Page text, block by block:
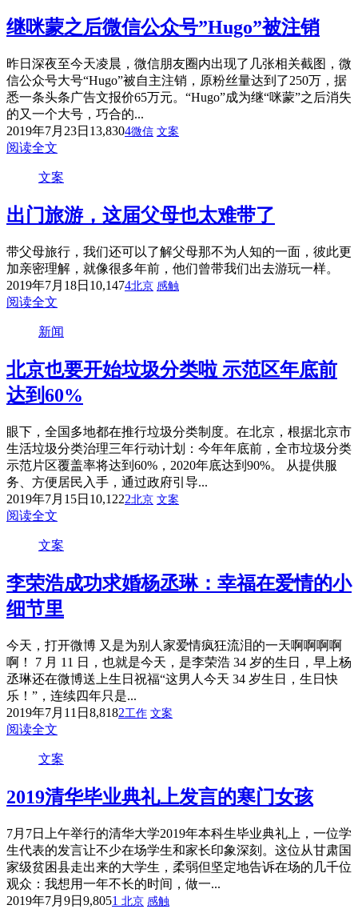
继咪蒙之后微信公众号”Hugo”被注销
昨日深夜至今天凌晨，微信朋友圈内出现了几张相关截图，微
信公众号大号“Hugo”被自主注销，原粉丝量达到了250万，据
悉一条头条广告文报价65万元。“Hugo”成为继“咪蒙”之后消失
的又一个大号，巧合的...
2019年7月23日 13,8304微信 文案
阅读全文
文案
出门旅游，这届父母也太难带了
带父母旅行，我们还可以了解父母那不为人知的一面，彼此更
加亲密理解，就像很多年前，他们曾带我们出去游玩一样。
2019年7月18日 10,1474北京 感触
阅读全文
新闻
北京也要开始垃圾分类啦 示范区年底前
达到60%
眼下，全国多地都在推行垃圾分类制度。在北京，根据北京市
生活垃圾分类治理三年行动计划：今年年底前，全市垃圾分类
示范片区覆盖率将达到60%，2020年底达到90%。 从提供服
务、方便居民入手，通过政府引导...
2019年7月15日 10,1222北京 文案
阅读全文
文案
李荣浩成功求婚杨丞琳：幸福在爱情的小
细节里
今天，打开微博 又是为别人家爱情疯狂流泪的一天啊啊啊啊
啊！ 7 月 11 日，也就是今天，是李荣浩 34 岁的生日，早上杨
丞琳还在微博送上生日祝福“这男人今天 34 岁生日，生日快
乐！”，连续四年只是...
2019年7月11日 8,8182工作 文案
阅读全文
文案
2019清华毕业典礼上发言的寒门女孩
7月7日上午举行的清华大学2019年本科生毕业典礼上，一位学
生代表的发言让不少在场学生和家长印象深刻。这位从甘肃国
家级贫困县走出来的大学生，柔弱但坚定地告诉在场的几千位
观众：我想用一年不长的时间，做一...
2019年7月9日 9,8051 北京 感触